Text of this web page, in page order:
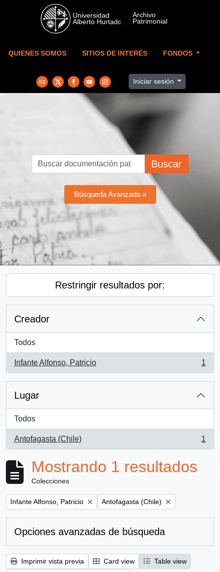
Skip to main content
QUIENES SOMOS SITIOS DE INTERÉS FONDOS
Iniciar sesión
Buscar
Búsqueda Avanzada »
Restringir resultados por:
Creador
Todos
Infante Alfonso, Patricio
, 1 resultados
1
Lugar
Todos
Antofagasta (Chile)
, 1 resultados
1
Mostrando 1 resultados
Colecciones
Remove filter:
Infante Alfonso, Patricio Remove filter:
Antofagasta (Chile)
Opciones avanzadas de búsqueda
Imprimir vista previa Card view
Table view